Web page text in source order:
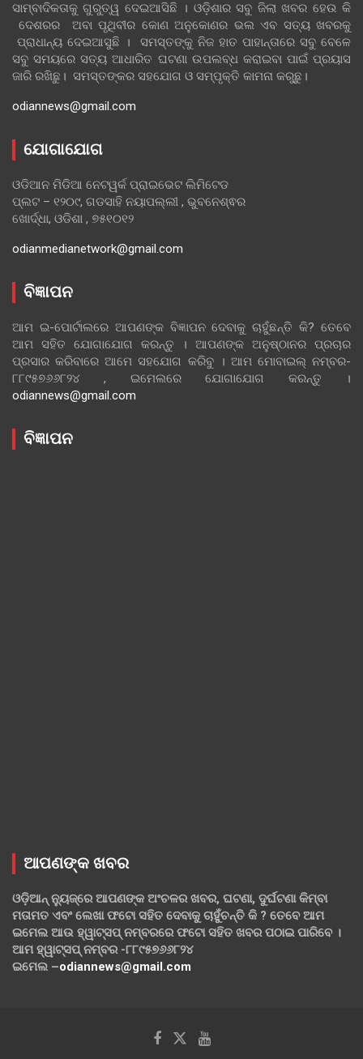
ସାମ୍ବାଦିକତାକୁ ଗୁରୁତ୍ୱ ଦେଇଆସିଛି । ଓଡ଼ିଶାର ସବୁ ଜିଲା ଖବର ହେଉ କି
ଦେଶରର ଅବା ପୃଥିବୀର କୋଣ ଅନୁକୋଣର ଭଲ ଏବ ସତ୍ୟ ଖବରକୁ
ପ୍ରାଧାନ୍ୟ ଦେଇଆସୁଛି । ସମସ୍ତଙ୍କୁ ନିଜ ହାତ ପାହାନ୍ତାରେ ସବୁ ବେଳେ
ସବୁ ସମୟରେ ସତ୍ୟ ଆଧାରିତ ଘଟଣା ଉପଲବ୍ଧ କରାଇବା ପାଇଁ ପ୍ରୟାସ
ଜାରି ରଖିଛୁ। ସମସ୍ତଙ୍କର ସହଯୋଗ ଓ ସମ୍ପୃକ୍ତି କାମନା କରୁଛୁ।
odiannews@gmail.com
ଯୋଗାଯୋଗ
ଓଡିଆନ ମିଡିଆ ନେଟୱର୍କ ପ୍ରାଇଭେଟ ଲିମିଟେଡ
ପ୍ଲଟ – ୧୨୦୯, ଗଡସାହି ନୟାପଲ୍ଲୀ , ଭୁବନେଶ୍ଵର
ଖୋର୍ଦ୍ଧା, ଓଡିଶା , ୭୫୧୦୧୨
odianmedianetwork@gmail.com
ବିଜ୍ଞାପନ
ଆମ ଇ-ପୋର୍ଟାଲରେ ଆପଣଙ୍କ ବିଜ୍ଞାପନ ଦେବାକୁ ଚାହୁଁଛନ୍ତି କି? ତେବେ
ଆମ ସହିତ ଯୋଗାଯୋଗ କରନ୍ତୁ । ଆପଣଙ୍କ ଅନୁଷ୍ଠାନର ପ୍ରଚାର
ପ୍ରସାର କରିବାରେ ଆମେ ସହଯୋଗ କରିବୁ । ଆମ ମୋବାଇଲ୍ ନମ୍ବର-
୮୮୯୫୭୬୬୮୨୪ , ଇମେଲରେ ଯୋଗାଯୋଗ କରନ୍ତୁ ।
odiannews@gmail.com
ବିଜ୍ଞାପନ
ଆପଣଙ୍କ ଖବର
ଓଡ଼ିଆନ୍ ନ୍ୟୁଜ୍‌ରେ ଆପଣଙ୍କ ଅଂଚଳର ଖବର, ଘଟଣା, ଦୁର୍ଘଟଣା କିମ୍ବା
ମତାମତ ଏବଂ ଲେଖା ଫଟୋ ସହିତ ଦେବାକୁ ଚାହୁଁଚନ୍ତି କି ? ତେବେ ଆମ
ଇମେଲ ଆଉ ହ୍ୱାଟ୍‌ସପ୍ ନମ୍ବରରେ ଫଟୋ ସହିତ ଖବର ପଠାଇ ପାରିବେ ।
ଆମ ହ୍ୱାଟ୍‌ସପ୍ ନମ୍ବର -୮୮୯୫୭୬୬୮୨୪
ଇମେଲ –odiannews@gmail.com